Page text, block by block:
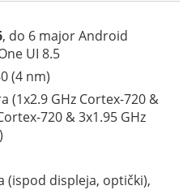
, do 6 major Android
UI 8.5
(4 nm)
(1x2.9 GHz Cortex-720 &
720 & 3x1.95 GHz
(ispod displeja, optički),